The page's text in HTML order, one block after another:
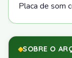
Placa de som
SOBRE O